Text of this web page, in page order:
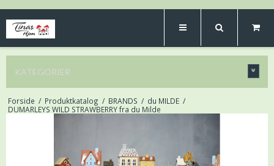
KATEGORIER
Forside / Produktkatalog / BRANDS / du MILDE /
DUMARLEYS WILD STRAWBERRY fra du Milde